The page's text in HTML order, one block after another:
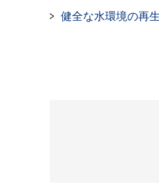
健全な水環境の再